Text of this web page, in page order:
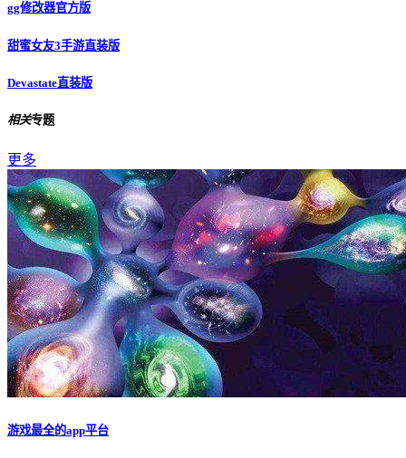
gg修改器官方版
甜蜜女友3手游直装版
Devastate直装版
相关专题
更多
游戏最全的app平台